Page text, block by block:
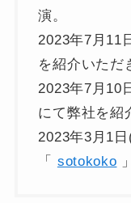
演。
2023年7月
を紹介いただ
2023年7月10
にて弊社を紹
2023年3月1
「 sotokoko